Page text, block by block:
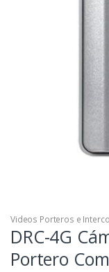
Videos Porteros e
DRC-4G
Portero